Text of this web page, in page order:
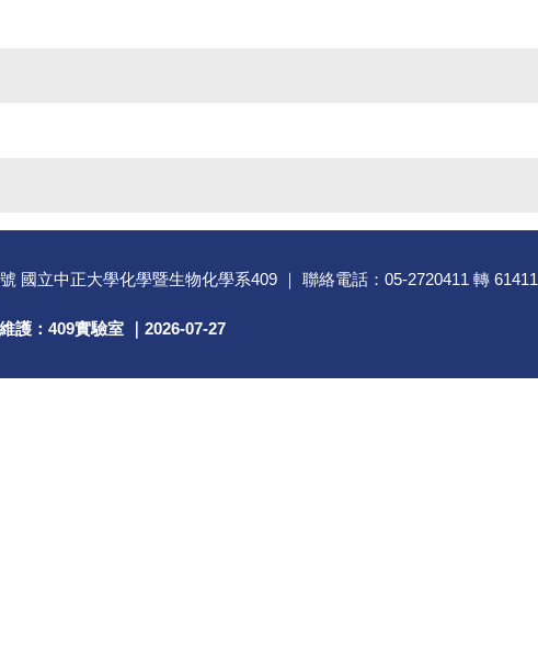
國立中正大學化學暨生物化學系409 ｜ 聯絡電話：05-2720411 轉 61411
護：409實驗室 ｜ 2026-07-27